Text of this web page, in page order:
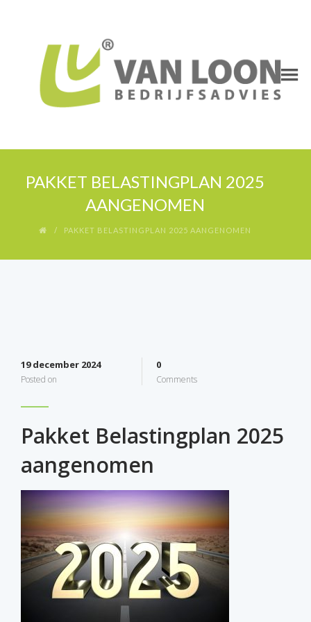
PAKKET BELASTINGPLAN 2025
AANGENOMEN
PAKKET BELASTINGPLAN 2025 AANGENOMEN
19 december 2024
Posted on
0
Comments
Pakket Belastingplan 2025
aangenomen